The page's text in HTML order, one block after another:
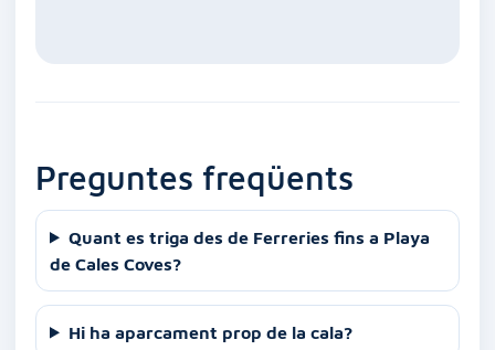
Preguntes freqüents
Quant es triga des de Ferreries fins a Playa
de Cales Coves?
Hi ha aparcament prop de la cala?